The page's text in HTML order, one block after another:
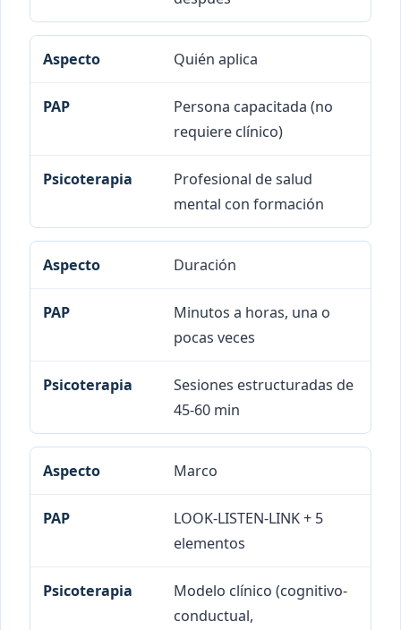
Quién aplica
Persona capacitada (no
requiere clínico)
Profesional de salud
mental con formación
Duración
Minutos a horas, una o
pocas veces
Sesiones estructuradas de
45-60 min
Marco
LOOK-LISTEN-LINK + 5
elementos
Modelo clínico (cognitivo-
conductual,